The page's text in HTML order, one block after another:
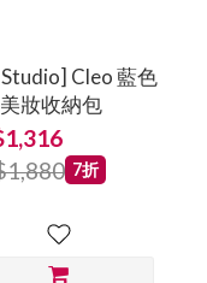
Cleo 藍色
妝收納包
7折